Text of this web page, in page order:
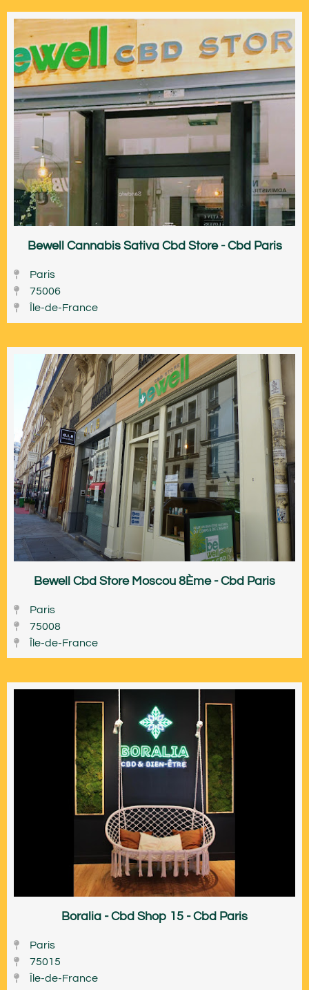
Bewell Cannabis Sativa Cbd Store - Cbd Paris
Paris
75006
Île-de-France
Bewell Cbd Store Moscou 8Ème - Cbd Paris
Paris
75008
Île-de-France
Boralia - Cbd Shop 15 - Cbd Paris
Paris
75015
Île-de-France